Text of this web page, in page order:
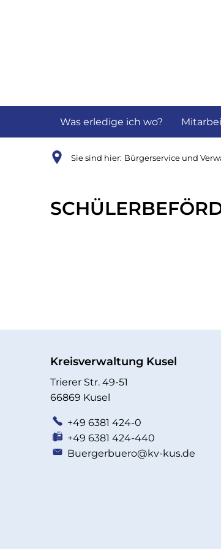
Was erledige ich wo?
Sie sind hier: Bürgerservice und
Schülerbeförderung
Kreisverwaltung Kusel
Trierer Str. 49-51
66869 Kusel
+49 6381 424-0
+49 6381 424-440
Buergerbuero@kv-kus.de